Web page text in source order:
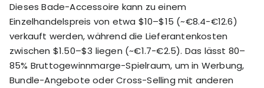
Dieses Bade-Accessoire kann zu einem
Einzelhandelspreis von etwa $10–$15 (~€8.4-€12.6)
verkauft werden, während die Lieferantenkosten
zwischen $1.50–$3 liegen (~€1.7-€2.5). Das lässt 80–
85% Bruttogewinnmarge-Spielraum, um in Werbung,
Bundle-Angebote oder Cross-Selling mit anderen